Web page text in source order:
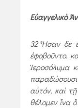
Εὐαγγελικὸ
32 Ἦσαν δὲ
ἐφοβοῦντο.
Ἱεροσόλυμα
αὐτόν, καὶ
θέλομεν ἵνα